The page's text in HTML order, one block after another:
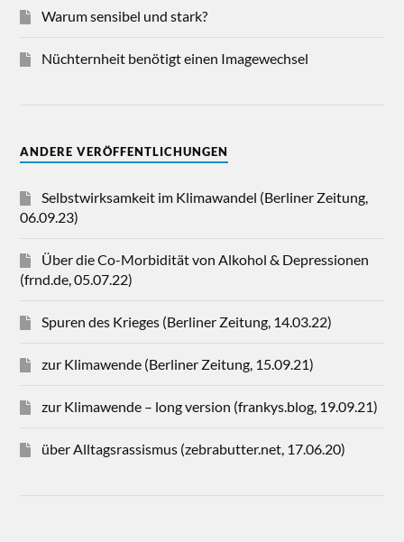
Warum sensibel und stark?
Nüchternheit benötigt einen Imagewechsel
ANDERE VERÖFFENTLICHUNGEN
Selbstwirksamkeit im Klimawandel (Berliner Zeitung,
06.09.23)
Über die Co-Morbidität von Alkohol & Depressionen
(frnd.de, 05.07.22)
Spuren des Krieges (Berliner Zeitung, 14.03.22)
zur Klimawende (Berliner Zeitung, 15.09.21)
zur Klimawende – long version (frankys.blog, 19.09.21)
über Alltagsrassismus (zebrabutter.net, 17.06.20)